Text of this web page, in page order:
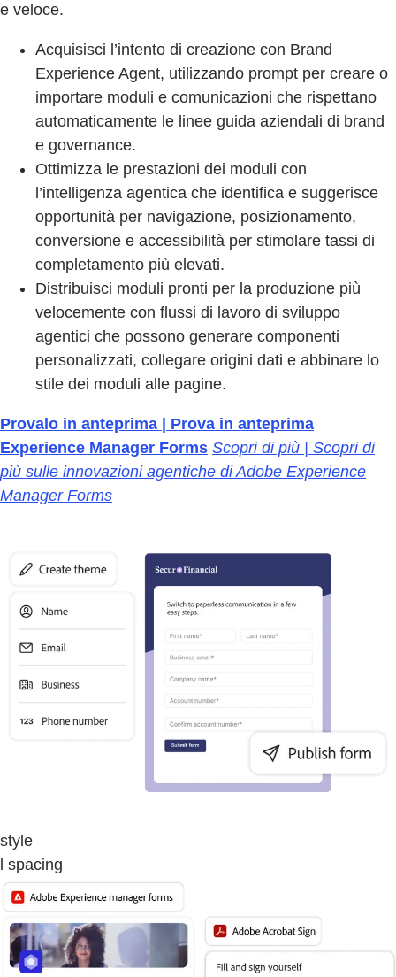
e veloce.
Acquisisci l’intento di creazione con Brand
Experience Agent, utilizzando prompt per creare o
importare moduli e comunicazioni che rispettano
automaticamente le linee guida aziendali di brand
e governance.
Ottimizza le prestazioni dei moduli con
l’intelligenza agentica che identifica e suggerisce
opportunità per navigazione, posizionamento,
conversione e accessibilità per stimolare tassi di
completamento più elevati.
Distribuisci moduli pronti per la produzione più
velocemente con flussi di lavoro di sviluppo
agentici che possono generare componenti
personalizzati, collegare origini dati e abbinare lo
stile dei moduli alle pagine.
Provalo in anteprima | Prova in anteprima
Experience Manager Forms Scopri di più | Scopri di
più sulle innovazioni agentiche di Adobe Experience
Manager Forms
style
l spacing